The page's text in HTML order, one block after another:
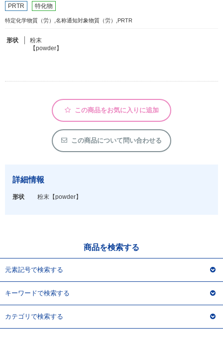
フリーワードで検索
カタログコードで検索
カテゴリで検索する
化合物
形状詳細
PRTR 特化物
特定化学物質（労）,名称通知対象物質（労）,PRTR
形状
粉末
【powder】
この商品をお気に入りに追加
この商品について問い合わせる
詳細情報
形状 粉末 【powder】
商品を検索する
元素記号で検索する
キーワードで検索する
カテゴリで検索する